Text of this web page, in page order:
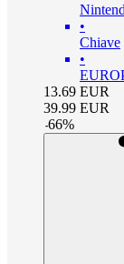
•
Chiave
•
13.69 EUR
39.99 EUR
-66%